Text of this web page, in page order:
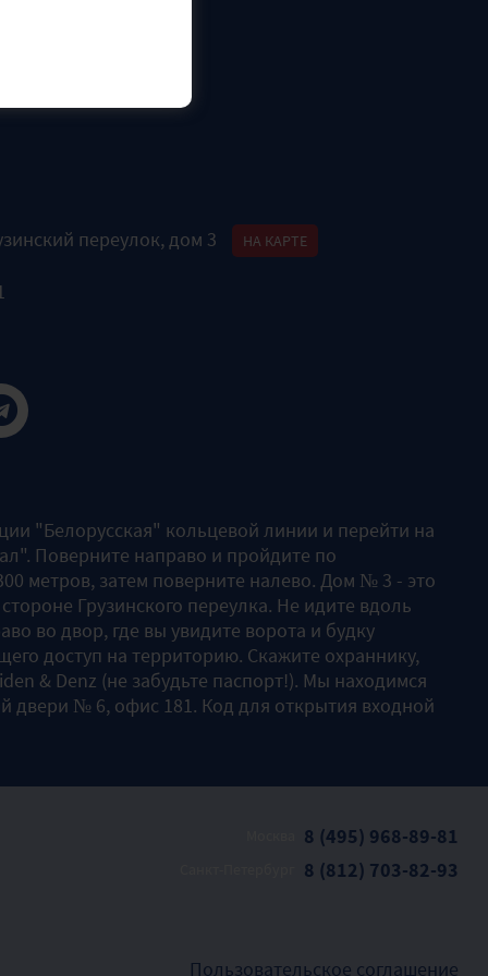
переулок, дом 3 НА КАРТЕ
"Белорусская" кольцевой линии и перейти на
Поверните направо и пройдите по
метров, затем поверните налево. Дом № 3 - это
Грузинского переулка. Не идите вдоль
во двор, где вы увидите ворота и будку
доступ на территорию. Скажите охраннику,
& Denz (не забудьте паспорт!). Мы находимся
двери № 6, офис 181. Код для открытия входной
8 (495) 968-89-81
8 (812) 703-82-93
Пользовательское соглашение